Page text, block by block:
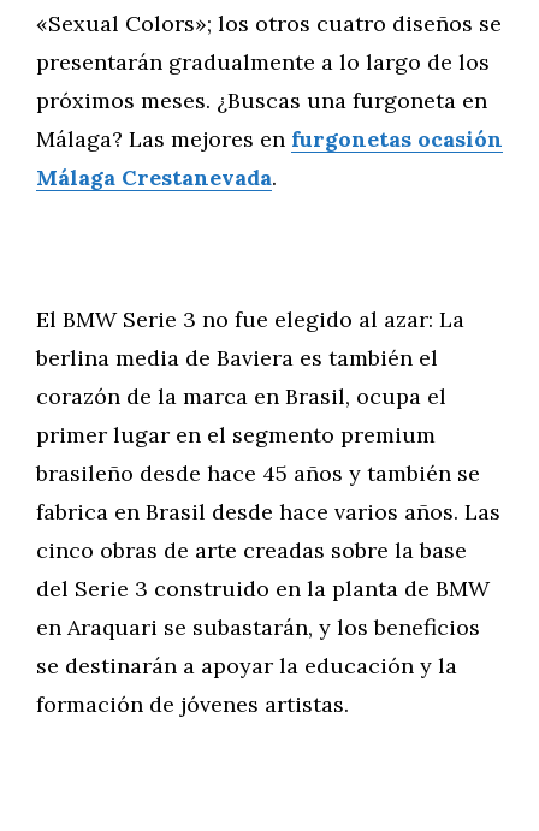
«Sexual Colors»; los otros cuatro diseños se
presentarán gradualmente a lo largo de los
próximos meses. ¿Buscas una furgoneta en
Málaga? Las mejores en furgonetas ocasión
Málaga Crestanevada.
El BMW Serie 3 no fue elegido al azar: La
berlina media de Baviera es también el
corazón de la marca en Brasil, ocupa el
primer lugar en el segmento premium
brasileño desde hace 45 años y también se
fabrica en Brasil desde hace varios años. Las
cinco obras de arte creadas sobre la base
del Serie 3 construido en la planta de BMW
en Araquari se subastarán, y los beneficios
se destinarán a apoyar la educación y la
formación de jóvenes artistas.